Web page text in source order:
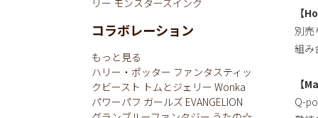
【
別売
組み
【
Q-
リー モンスターズインク
コラボレーション
もっと見る
ハリー・ポッター ファンタスティッ
クビースト トムとジェリー Wonka
パワーパフ ガールズ EVANGELION